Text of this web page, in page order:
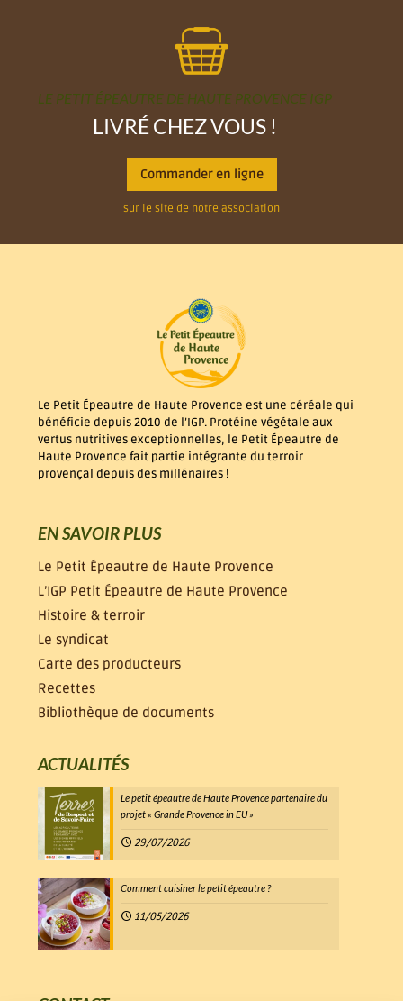
LE PETIT ÉPEAUTRE DE HAUTE PROVENCE IGP
LIVRÉ CHEZ VOUS !
Commander en ligne
sur le site de notre association
Le Petit Épeautre de Haute Provence est une céréale qui
bénéficie depuis 2010 de l’IGP. Protéine végétale aux
vertus nutritives exceptionnelles, le Petit Épeautre de
Haute Provence fait partie intégrante du terroir
provençal depuis des millénaires !
EN SAVOIR PLUS
Le Petit Épeautre de Haute Provence
L’IGP Petit Épeautre de Haute Provence
Histoire & terroir
Le syndicat
Carte des producteurs
Recettes
Bibliothèque de documents
ACTUALITÉS
Le petit épeautre de Haute Provence partenaire du
projet « Grande Provence in EU »
29/07/2026
Comment cuisiner le petit épeautre ?
11/05/2026